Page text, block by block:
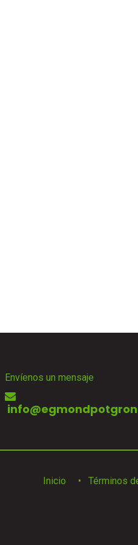
Envíenos un mensaje
Inicio • Términos